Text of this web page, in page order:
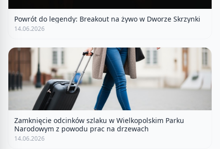
Powrót do legendy: Breakout na żywo w Dworze Skrzynki
14.06.2026
Zamknięcie odcinków szlaku w Wielkopolskim Parku
Narodowym z powodu prac na drzewach
14.06.2026